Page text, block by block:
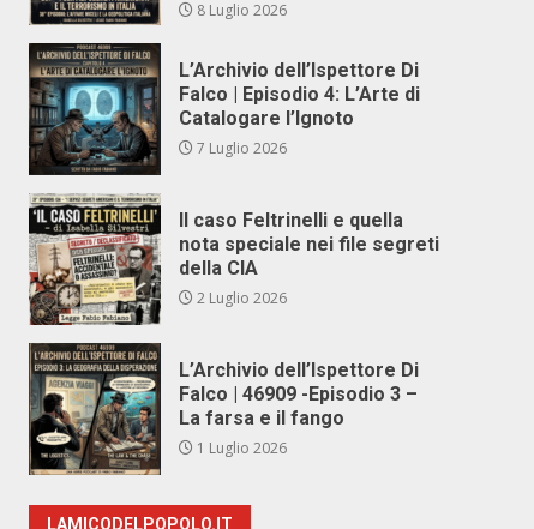
8 Luglio 2026
L’Archivio dell’Ispettore Di
Falco | Episodio 4: L’Arte di
Catalogare l’Ignoto
7 Luglio 2026
Il caso Feltrinelli e quella
nota speciale nei file segreti
della CIA
2 Luglio 2026
L’Archivio dell’Ispettore Di
Falco | 46909 -Episodio 3 –
La farsa e il fango
1 Luglio 2026
LAMICODELPOPOLO.IT